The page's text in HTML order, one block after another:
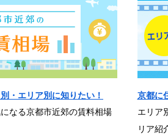
・エリア別に知りたい！
なる京都市近郊の賃料相場
京都に
エリア
リア紹